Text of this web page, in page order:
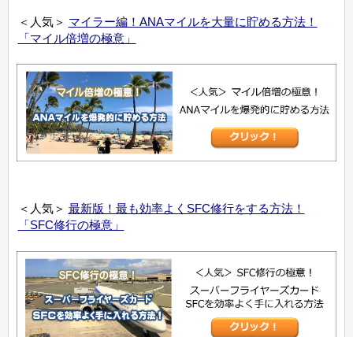
＜人気＞ マイラー編！ANAマイルを大量に貯める方法！
「マイル倍増の極意」
＜人気＞ 最新版！最も効率よくSFC修行をする方法！
「SFC修行の極意」